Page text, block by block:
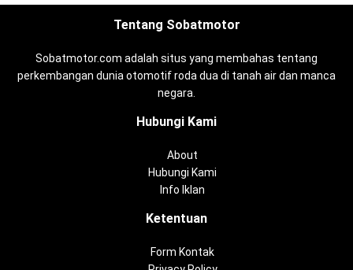
Tentang Sobatmotor
Sobatmotor.com adalah situs yang membahas tentang
perkembangan dunia otomotif roda dua di tanah air dan manca
negara.
Hubungi Kami
About
Hubungi Kami
Info Iklan
Ketentuan
Form Kontak